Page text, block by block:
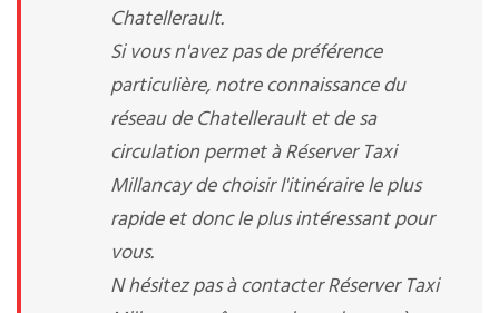
Chatellerault.
Si vous n'avez pas de préférence
particulière, notre connaissance du
réseau de Chatellerault et de sa
circulation permet à Réserver Taxi
Millancay de choisir l'itinéraire le plus
rapide et donc le plus intéressant pour
vous.
N hésitez pas à contacter Réserver Taxi